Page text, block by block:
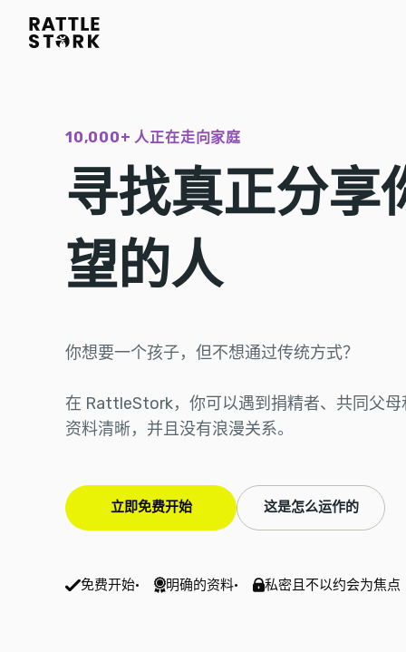
10,000+ 人正在走向家庭
寻找真正分享
望的人
你想要一个孩子，但不想通过传统方式？
在 RattleStork，你可以遇到捐精者、共同父
资料清晰，并且没有浪漫关系。
立即免费开始 这是怎么运作的
免费开始· 明确的资料· 私密且不以约会为焦点